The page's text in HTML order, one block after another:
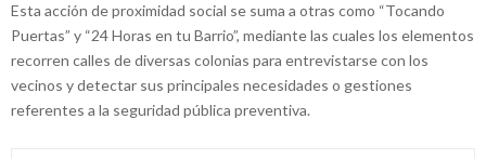
Esta acción de proximidad social se suma a otras como “Tocando
Puertas” y “24 Horas en tu Barrio”, mediante las cuales los elementos
recorren calles de diversas colonias para entrevistarse con los
vecinos y detectar sus principales necesidades o gestiones
referentes a la seguridad pública preventiva.